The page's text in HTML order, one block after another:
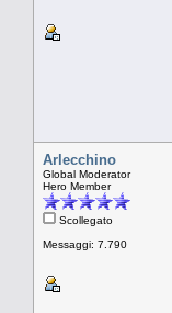
Arlecchino
Global Moderator
Hero Member
Scollegato
Messaggi: 7.790